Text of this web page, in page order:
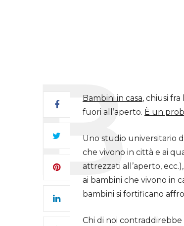
Bambini in casa, chiusi
fuori all’aperto. È un
Uno studio universitario
che vivono in città e ai
attrezzati all’aperto,
ai bambini che vivono in
bambini si fortificano
Chi di noi contraddirebbe